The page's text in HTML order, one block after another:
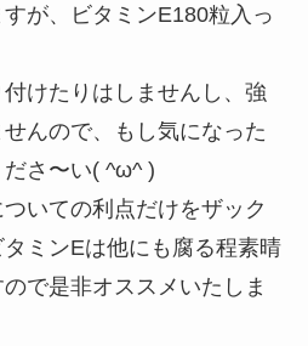
が、ビタミンE180粒入っ
けたりはしませんし、強
んので、もし気になった
さ〜い( ^ω^ )
いての利点だけをザック
ミンEは他にも腐る程素晴
で是非オススメいたしま